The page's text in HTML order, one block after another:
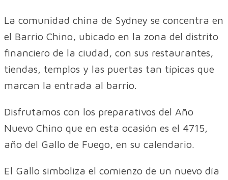
La comunidad china de Sydney se concentra en
el Barrio Chino, ubicado en la zona del distrito
financiero de la ciudad, con sus restaurantes,
tiendas, templos y las puertas tan típicas que
marcan la entrada al barrio.
Disfrutamos con los preparativos del Año
Nuevo Chino que en esta ocasión es el 4715,
año del Gallo de Fuego, en su calendario.
El Gallo simboliza el comienzo de un nuevo día